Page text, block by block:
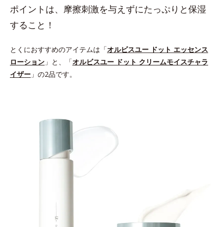
ポイントは、摩擦刺激を与えずにたっぷりと保湿
すること！
とくにおすすめのアイテムは「オルビスユー ドット エッセンス
ローション 」と、「オルビスユー ドット クリームモイスチャラ
イザー 」の2品です。